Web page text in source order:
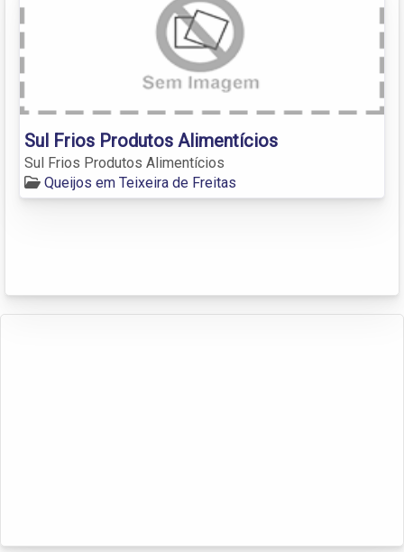
Sul Frios Produtos Alimentícios
Sul Frios Produtos Alimentícios
Queijos em Teixeira de Freitas